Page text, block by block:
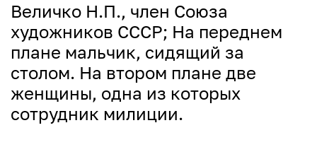
Величко Н.П., член Союза
художников СССР; На переднем
плане мальчик, сидящий за
столом. На втором плане две
женщины, одна из которых
сотрудник милиции.